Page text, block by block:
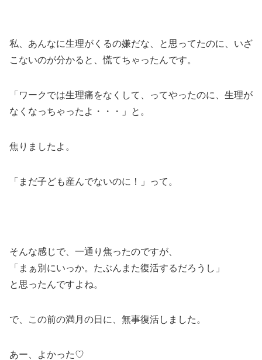
私、あんなに生理がくるの嫌だな、と思ってたのに、いざ
こないのが分かると、慌てちゃったんです。
「ワークでは生理痛をなくして、ってやったのに、生理が
なくなっちゃったよ・・・」と。
焦りましたよ。
「まだ子ども産んでないのに！」って。
そんな感じで、一通り焦ったのですが、
「まぁ別にいっか。たぶんまた復活するだろうし」
と思ったんですよね。
で、この前の満月の日に、無事復活しました。
あー、よかった♡